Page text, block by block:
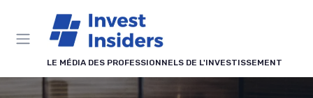
LE MÉDIA DES PROFESSIONNELS DE L'INVESTISSEMENT